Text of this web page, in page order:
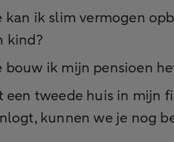
kan ik slim vermogen
kind?
bouw ik mijn pensioen
een tweede huis in mijn
kunnen we je nog